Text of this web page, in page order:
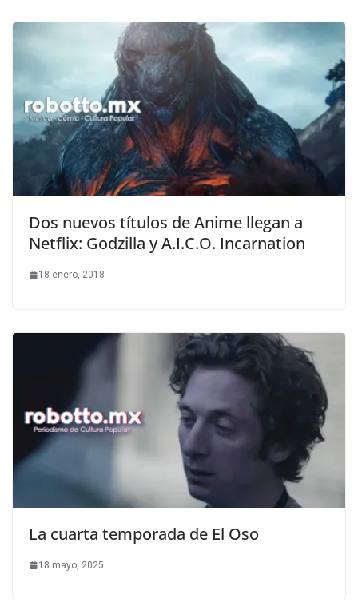
Dos nuevos títulos de Anime llegan a
Netflix: Godzilla y A.I.C.O. Incarnation
18 enero, 2018
La cuarta temporada de El Oso
18 mayo, 2025